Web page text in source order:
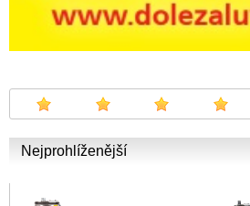
Nejprohlíženější